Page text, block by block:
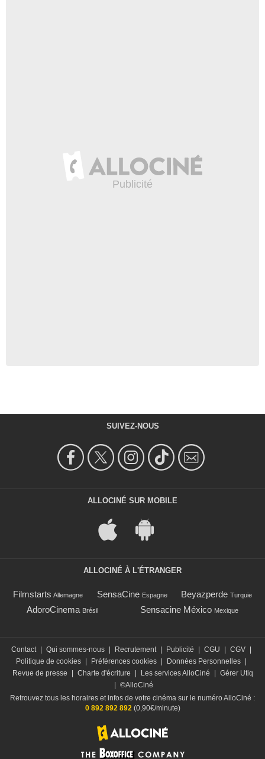
SUIVEZ-NOUS
ALLOCINÉ SUR MOBILE
ALLOCINÉ À L'ÉTRANGER
Filmstarts Allemagne SensaCine Espagne Beyazperde Turquie
AdoroCinema Brésil Sensacine México Mexique
Contact Qui sommes-nous Recrutement Publicité CGU CGV
Politique de cookies
Préférences cookies Données Personnelles
Revue de presse
Charte d'écriture Les services AlloCiné
Gérer Utiq
©AlloCiné
Retrouvez tous les horaires et infos de votre cinéma sur le numéro AlloCiné :
0 892 892 892(0,90€/minute)